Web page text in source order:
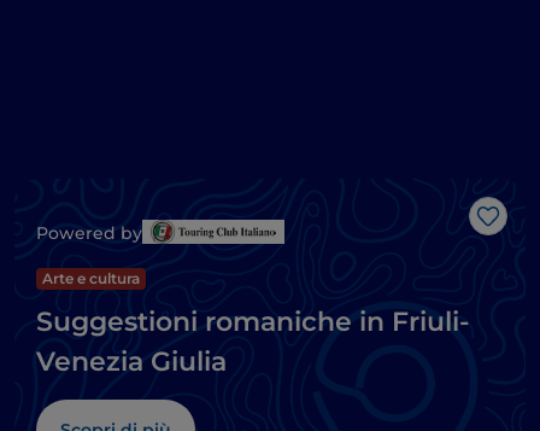
Like
Powered by
Arte e cultura
Suggestioni romaniche in Friuli-
Venezia Giulia